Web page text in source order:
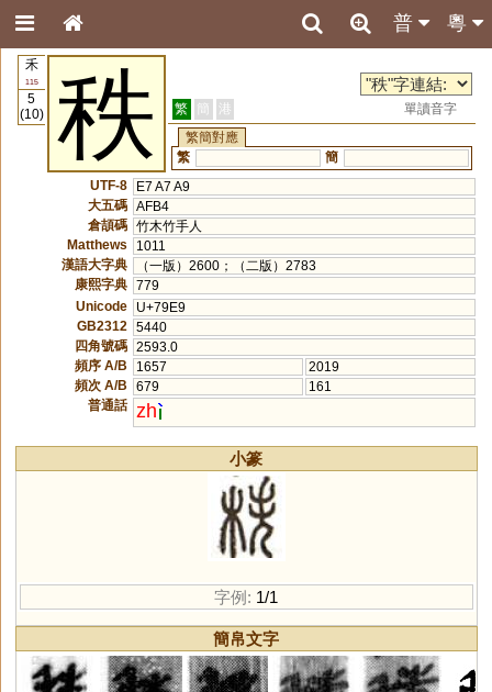
粵
普
禾
115
5
(10)
秩 繁 簡 港
單讀音字
繁簡對應
繁
簡
UTF-8
E7 A7 A9
大五碼 AFB4
倉頡碼 竹木竹手人
Matthews
1011
漢語大字典
（一版）2600；（二版）2783
康熙字典 779
Unicode
U+79E9
GB2312
5440
四角號碼 2593.0
頻序 A/B
1657
2019
頻次 A/B
679
161
普通話 zh
小篆
字例: 1/1
簡帛文字